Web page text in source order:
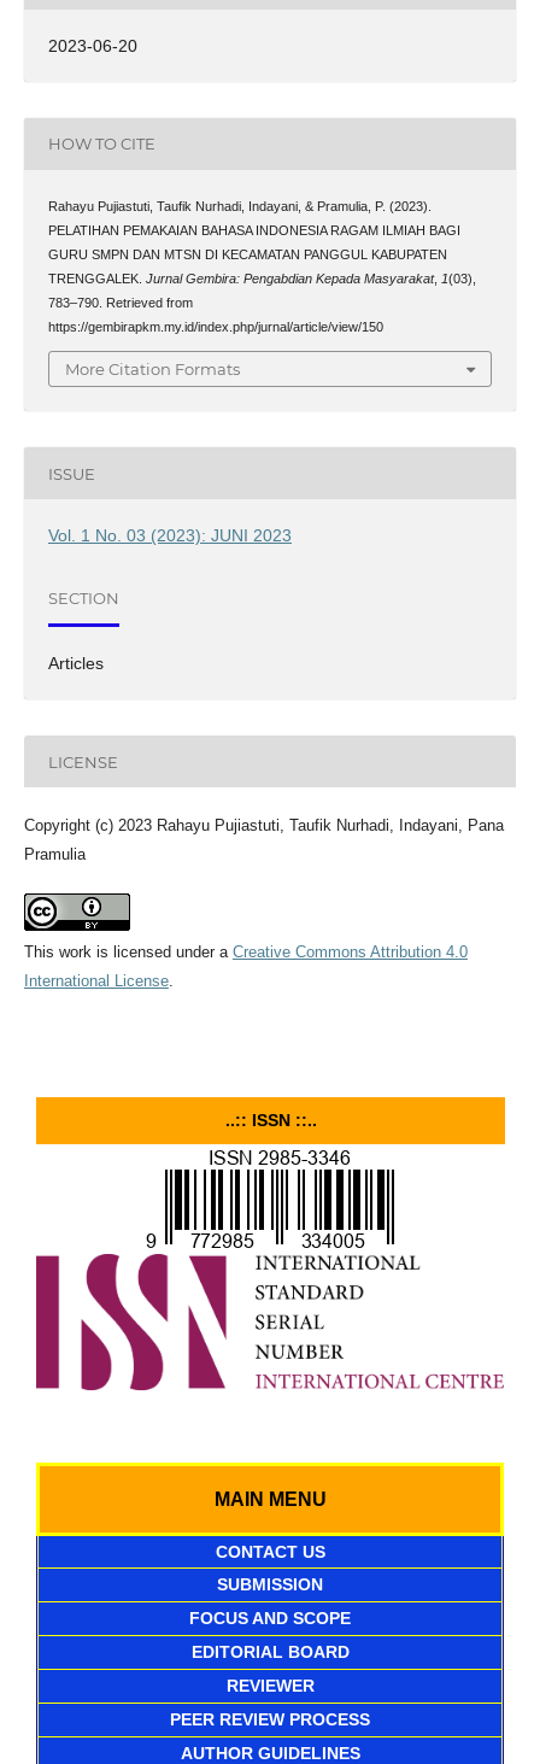
2023-06-20
HOW TO CITE
Rahayu Pujiastuti, Taufik Nurhadi, Indayani, & Pramulia, P. (2023).
PELATIHAN PEMAKAIAN BAHASA INDONESIA RAGAM ILMIAH BAGI
GURU SMPN DAN MTSN DI KECAMATAN PANGGUL KABUPATEN
TRENGGALEK. Jurnal Gembira: Pengabdian Kepada Masyarakat, 1(03),
783–790. Retrieved from
https://gembirapkm.my.id/index.php/jurnal/article/view/150
More Citation Formats
ISSUE
Vol. 1 No. 03 (2023): JUNI 2023
SECTION
Articles
LICENSE
Copyright (c) 2023 Rahayu Pujiastuti, Taufik Nurhadi, Indayani, Pana
Pramulia
This work is licensed under a Creative Commons Attribution 4.0
International License.
..:: ISSN ::..
MAIN MENU
CONTACT US
SUBMISSION
FOCUS AND SCOPE
EDITORIAL BOARD
REVIEWER
PEER REVIEW PROCESS
AUTHOR GUIDELINES